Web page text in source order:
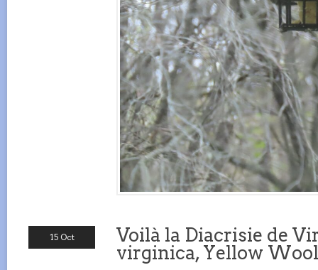
15 Oct
Voilà la Diacrisie de
virginica, Yellow